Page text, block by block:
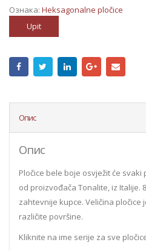
Ознака: Heksagonalne pločice
Upit
Опис
Опис
Pločice bele boje osvježit će
od proizvođača Tonalite, iz Italije.
zahtevnije kupce. Veličina pločice
različite površine.
Kliknite na ime serije za sve